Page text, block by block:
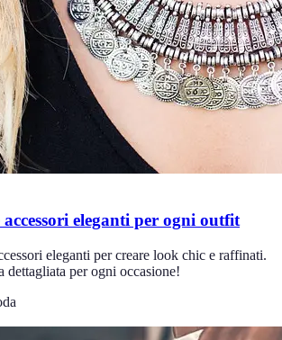
eleganti per ogni outfit
eleganti per creare look chic e raffinati.
dettagliata per ogni occasione!